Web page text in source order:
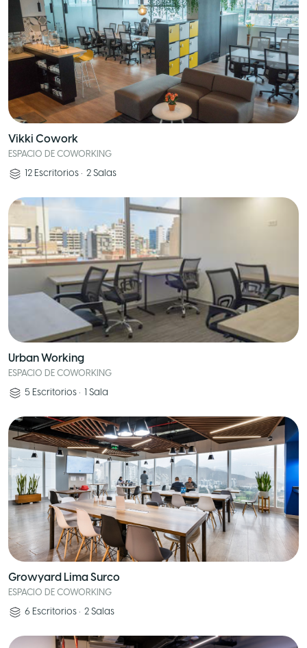
Vikki Cowork
ESPACIO DE COWORKING
12 Escritorios • 2 Salas
Urban Working
ESPACIO DE COWORKING
5 Escritorios • 1 Sala
Growyard Lima Surco
ESPACIO DE COWORKING
6 Escritorios • 2 Salas